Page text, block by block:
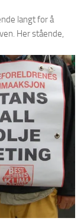
langt for å
Her stående,